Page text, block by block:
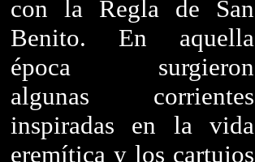
con la Regla de San
Benito. En aquella
época surgieron
algunas corrientes
inspiradas en la vida
eremítica y los cartujos